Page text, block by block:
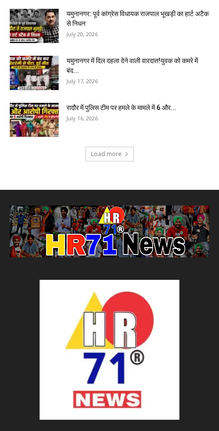
यमुनानगर: पूर्व कांग्रेस विधायक राजपाल भूखड़ी का हार्ट अटैक
से निधन
July 20, 2026
यमुनानगर में दिल दहला देने वाली वारदात!युवक को कमरे में
बंद...
July 17, 2026
रादौर में पुलिस टीम पर हमले के मामले में 6 और...
July 16, 2026
Load more